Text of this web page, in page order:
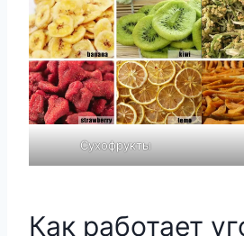
Сухофрукты
Как работает